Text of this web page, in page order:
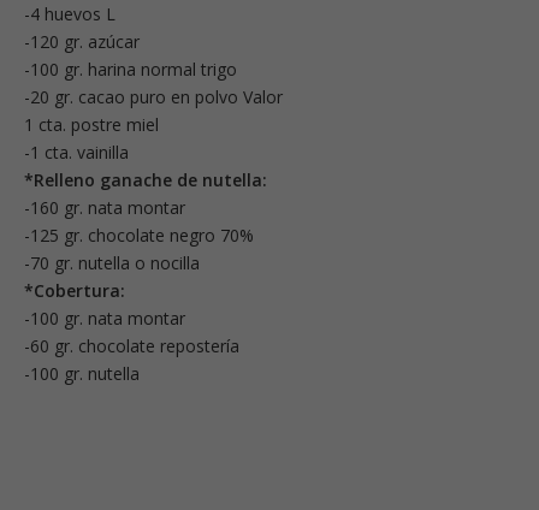
-4 huevos L
-120 gr. azúcar
-100 gr. harina normal trigo
-20 gr. cacao puro en polvo Valor
1 cta. postre miel
-1 cta. vainilla
*Relleno ganache de nutella:
-160 gr. nata montar
-125 gr. chocolate negro 70%
-70 gr. nutella o nocilla
*Cobertura:
-100 gr. nata montar
-60 gr. chocolate repostería
-100 gr. nutella